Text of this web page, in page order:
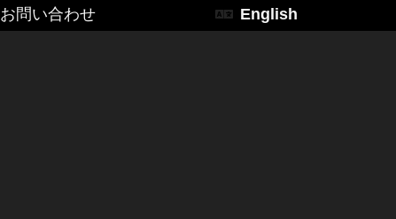
お問い合わせ English